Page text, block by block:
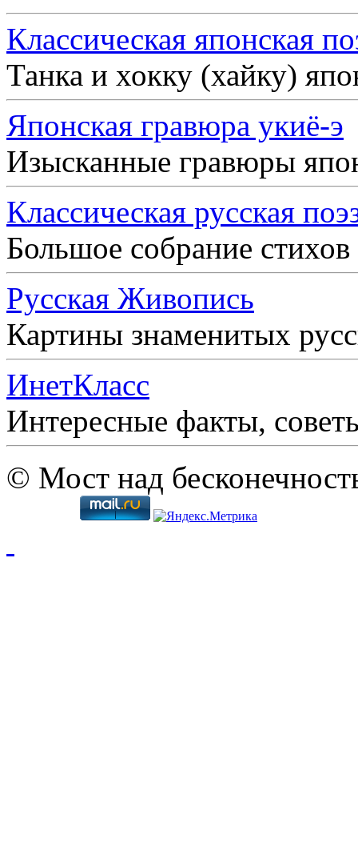
Классическая японская
Танка и хокку (хайку)
Японская гравюра укиё-э
Изысканные гравюры
Классическая русская
Большое собрание
Русская Живопись
Картины знаменитых
ИнетКласс
Интересные факты,
© Мост над